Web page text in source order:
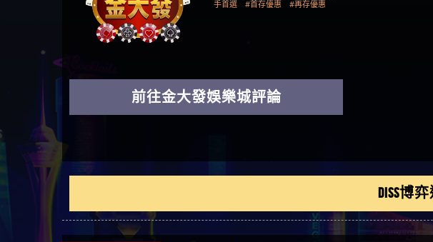
騙的錢一招拿回
詐騙的錢怎麼辦 本文教你如
何拿回被騙資金
騙的錢怎麼辦 本文教你如何
拿回被騙資金
ALYWS是不是詐騙 ALYWS是詐騙
嗎 （ALYWS）無法出金 請小心
援助賴zg369）當當詐騙 當當
是不是詐騙 當當是真的嗎 當
手首選
#首存優惠 #再存優惠
前往金大發娛樂城評論